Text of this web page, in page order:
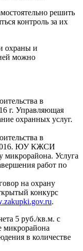
решить
контроль за их
охраны и
можно
в
г. Управляющая
охранных услуг.
в
2016. ЮУ КЖСИ
микрорайона. Услуга
работ по
на охрану
конкурс
.
5 руб./кв.м. с
микрорайона
в количестве